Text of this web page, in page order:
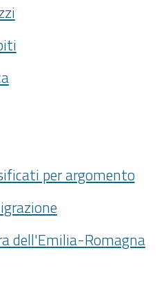
per argomento
dell'Emilia-Romagna